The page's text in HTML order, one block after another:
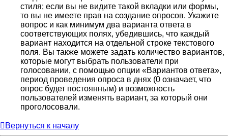
стиля; если вы не видите такой вкладки или формы,
то вы не имеете прав на создание опросов. Укажите
вопрос и как минимум два варианта ответа в
соответствующих полях, убедившись, что каждый
вариант находится на отдельной строке текстового
поля. Вы также можете задать количество вариантов,
которые могут выбрать пользователи при
голосовании, с помощью опции «Вариантов ответа»,
период проведения опроса в днях (0 означает, что
опрос будет постоянным) и возможность
пользователей изменять вариант, за который они
проголосовали.
Вернуться к началу